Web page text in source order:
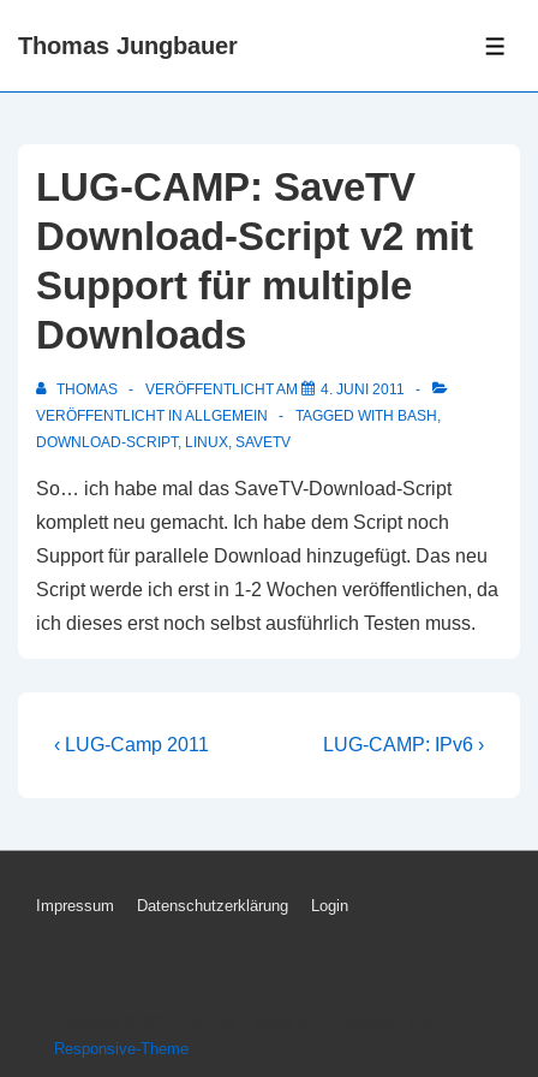
Thomas Jungbauer
LUG-CAMP: SaveTV
Download-Script v2 mit
Support für multiple
Downloads
THOMAS VERÖFFENTLICHT AM
4. JUNI 2011
VERÖFFENTLICHT IN ALLGEMEIN TAGGED WITH BASH ,
DOWNLOAD-SCRIPT, LINUX, SAVETV
So… ich habe mal das SaveTV-Download-Script
komplett neu gemacht. Ich habe dem Script noch
Support für parallele Download hinzugefügt. Das neu
Script werde ich erst in 1-2 Wochen veröffentlichen, da
ich dieses erst noch selbst ausführlich Testen muss.
Beitragsnavigation
Vorheriger
‹ LUG-Camp 2011
Nächster
LUG-CAMP: IPv6 ›
Footer-
Impressum Datenschutzerklärung Login
Responsive-Theme